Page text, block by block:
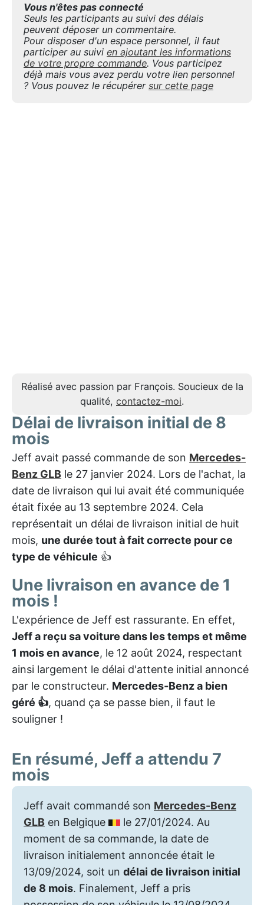
Vous n'êtes pas connecté
Seuls les participants au suivi des délais
peuvent déposer un commentaire.
Pour disposer d'un espace personnel, il faut
participer au suivi en ajoutant les informations
de votre propre commande. Vous participez
déjà mais vous avez perdu votre lien personnel
? Vous pouvez le récupérer sur cette page
Réalisé avec passion par François. Soucieux de la
qualité, contactez-moi.
Délai de livraison initial de 8
mois
Jeff avait passé commande de son Mercedes-
Benz GLB le 27 janvier 2024. Lors de l'achat, la
date de livraison qui lui avait été communiquée
était fixée au 13 septembre 2024. Cela
représentait un délai de livraison initial de huit
mois, une durée tout à fait correcte pour ce
type de véhicule 👍
Une livraison en avance de 1
mois !
L'expérience de Jeff est rassurante. En effet,
Jeff a reçu sa voiture dans les temps et même
1 mois en avance, le 12 août 2024, respectant
ainsi largement le délai d'attente initial annoncé
par le constructeur. Mercedes-Benz a bien
géré 👍, quand ça se passe bien, il faut le
souligner !
En résumé, Jeff a attendu 7
mois
Jeff avait commandé son Mercedes-Benz
GLB en Belgique
le 27/01/2024. Au
moment de sa commande, la date de
livraison initialement annoncée était le
13/09/2024, soit un délai de livraison initial
de 8 mois. Finalement, Jeff a pris